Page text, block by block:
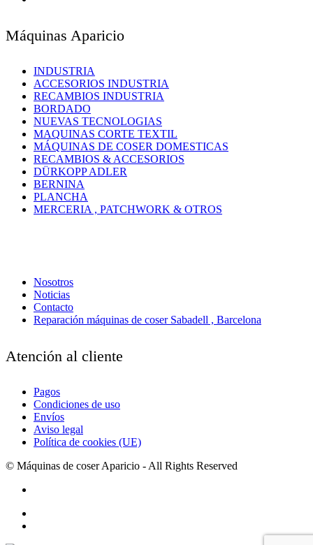
Máquinas Aparicio
INDUSTRIA
ACCESORIOS INDUSTRIA
RECAMBIOS INDUSTRIA
BORDADO
NUEVAS TECNOLOGIAS
MAQUINAS CORTE TEXTIL
MÁQUINAS DE COSER DOMESTICAS
RECAMBIOS & ACCESORIOS
DÜRKOPP ADLER
BERNINA
PLANCHA
MERCERIA , PATCHWORK & OTROS
Nosotros
Noticias
Contacto
Reparación máquinas de coser Sabadell , Barcelona
Atención al cliente
Pagos
Condiciones de uso
Envíos
Aviso legal
Política de cookies (UE)
© Máquinas de coser Aparicio - All Rights Reserved